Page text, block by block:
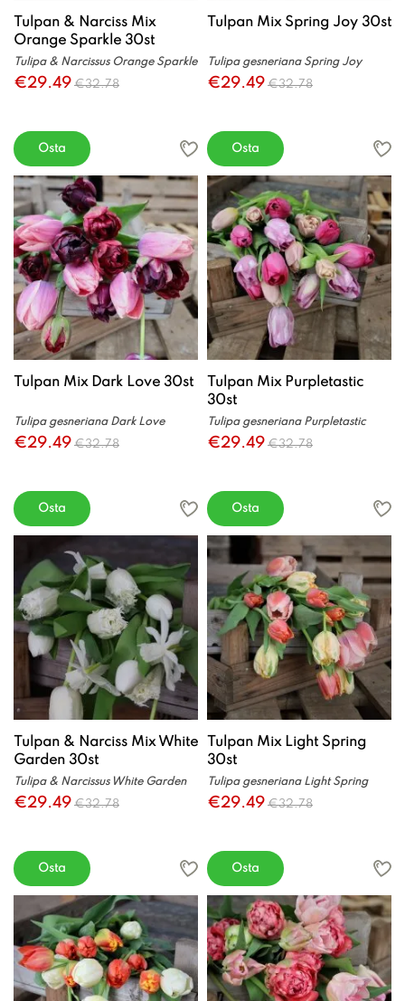
Tulpan & Narciss Mix
Orange Sparkle 30st
Tulipa & Narcissus Orange Sparkle
€29.49 €32.78
Osta
Tulpan Mix Spring Joy 30st
Tulipa gesneriana Spring Joy
€29.49 €32.78
Osta
Tulpan Mix Dark Love 30st
Tulipa gesneriana Dark Love
€29.49 €32.78
Osta
Tulpan Mix Purpletastic
30st
Tulipa gesneriana Purpletastic
€29.49 €32.78
Osta
Tulpan & Narciss Mix White
Garden 30st
Tulipa & Narcissus White Garden
€29.49 €32.78
Osta
Tulpan Mix Light Spring
30st
Tulipa gesneriana Light Spring
€29.49 €32.78
Osta